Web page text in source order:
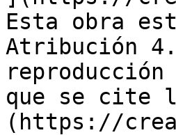
Esta obra
Atribución
que se cite
(https://